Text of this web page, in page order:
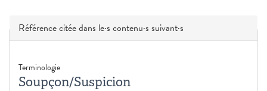
Masquer
Référence citée dans le·s contenu·s suivant·s
Terminologie
Soupçon/Suspicion